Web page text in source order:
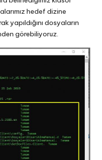
hedef dizine
yapıldığını dosyaların
görebiliyoruz.